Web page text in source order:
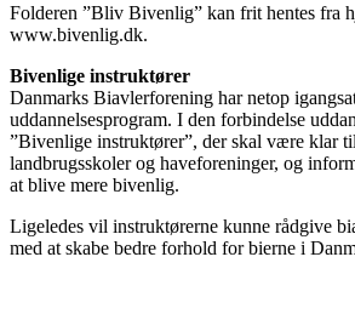
Folderen ”Bliv Bivenlig” kan frit hentes fra
www.bivenlig.dk.
Bivenlige instruktører
Danmarks Biavlerforening har netop
uddannelsesprogram. I den forbindelse
”Bivenlige instruktører”, der skal være klar
landbrugsskoler og haveforeninger, og
at blive mere bivenlig.
Ligeledes vil instruktørerne kunne rådgive
med at skabe bedre forhold for bierne i